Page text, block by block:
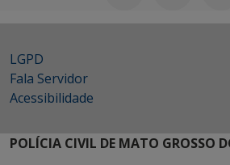
LGPD
Fala Servidor
Acessibilidade
POLÍCIA CIVIL DE MATO GROSSO